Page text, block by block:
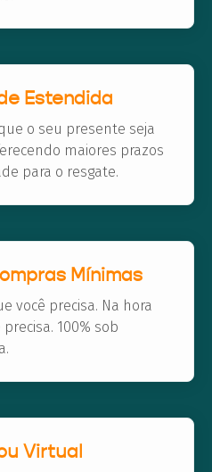
Estendida
o seu presente seja
maiores prazos
para o resgate.
Mínimas
você precisa. Na hora
100% sob
Virtual